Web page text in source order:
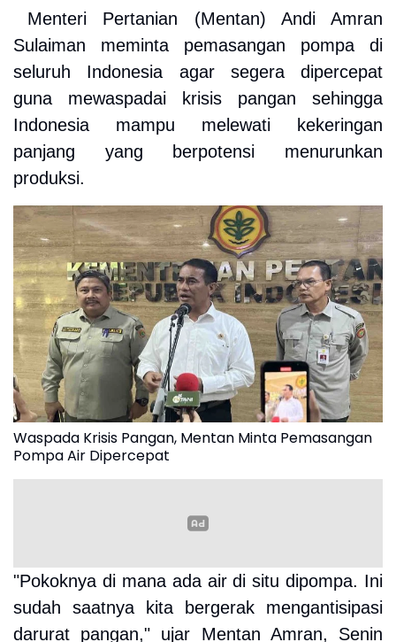
Menteri Pertanian (Mentan) Andi Amran
Sulaiman meminta pemasangan pompa di
seluruh Indonesia agar segera dipercepat
guna mewaspadai krisis pangan sehingga
Indonesia mampu melewati kekeringan
panjang yang berpotensi menurunkan
produksi.
Waspada Krisis Pangan, Mentan Minta Pemasangan
Pompa Air Dipercepat
"Pokoknya di mana ada air di situ dipompa. Ini
sudah saatnya kita bergerak mengantisipasi
darurat pangan," ujar Mentan Amran, Senin